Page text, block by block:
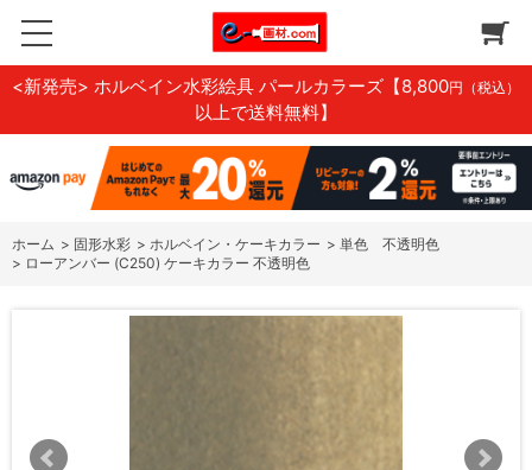
<新発売> ホルベイン水彩絵具 パールカラーズ 【8,800円（税込）
以上で送料無料】
ホーム > 固形水彩 > ホルベイン・ケーキカラー > 単色 不透明色
> ローアンバー (C250) ケーキカラー 不透明色